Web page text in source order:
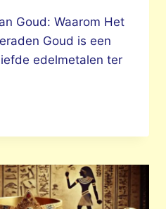
Goud: Waarom Het
Goud is een
edelmetalen ter